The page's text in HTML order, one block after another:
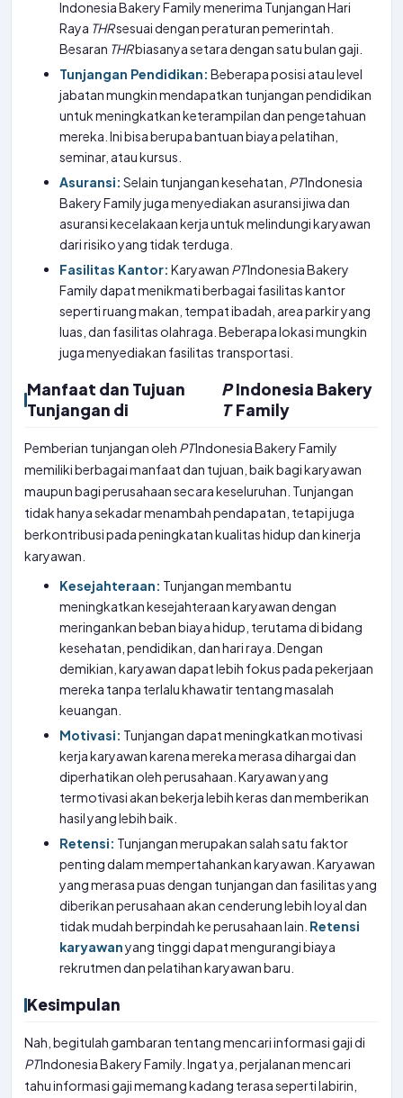
Indonesia Bakery Family menerima Tunjangan Hari
Raya THRsesuai dengan peraturan pemerintah.
Besaran THRbiasanya setara dengan satu bulan gaji.
Tunjangan Pendidikan: Beberapa posisi atau level
jabatan mungkin mendapatkan tunjangan pendidikan
untuk meningkatkan keterampilan dan pengetahuan
mereka. Ini bisa berupa bantuan biaya pelatihan,
seminar, atau kursus.
Asuransi: Selain tunjangan kesehatan, PTIndonesia
Bakery Family juga menyediakan asuransi jiwa dan
asuransi kecelakaan kerja untuk melindungi karyawan
dari risiko yang tidak terduga.
Fasilitas Kantor: Karyawan PTIndonesia Bakery
Family dapat menikmati berbagai fasilitas kantor
seperti ruang makan, tempat ibadah, area parkir yang
luas, dan fasilitas olahraga. Beberapa lokasi mungkin
juga menyediakan fasilitas transportasi.
Manfaat dan Tujuan
Tunjangan di
P
T
Indonesia Bakery
Family
Pemberian tunjangan oleh PTIndonesia Bakery Family
memiliki berbagai manfaat dan tujuan, baik bagi karyawan
maupun bagi perusahaan secara keseluruhan. Tunjangan
tidak hanya sekadar menambah pendapatan, tetapi juga
berkontribusi pada peningkatan kualitas hidup dan kinerja
karyawan.
Kesejahteraan: Tunjangan membantu
meningkatkan kesejahteraan karyawan dengan
meringankan beban biaya hidup, terutama di bidang
kesehatan, pendidikan, dan hari raya. Dengan
demikian, karyawan dapat lebih fokus pada pekerjaan
mereka tanpa terlalu khawatir tentang masalah
keuangan.
Motivasi: Tunjangan dapat meningkatkan motivasi
kerja karyawan karena mereka merasa dihargai dan
diperhatikan oleh perusahaan. Karyawan yang
termotivasi akan bekerja lebih keras dan memberikan
hasil yang lebih baik.
Retensi: Tunjangan merupakan salah satu faktor
penting dalam mempertahankan karyawan. Karyawan
yang merasa puas dengan tunjangan dan fasilitas yang
diberikan perusahaan akan cenderung lebih loyal dan
tidak mudah berpindah ke perusahaan lain. Retensi
karyawanyang tinggi dapat mengurangi biaya
rekrutmen dan pelatihan karyawan baru.
Kesimpulan
Nah, begitulah gambaran tentang mencari informasi gaji di
PTIndonesia Bakery Family. Ingat ya, perjalanan mencari
tahu informasi gaji memang kadang terasa seperti labirin,